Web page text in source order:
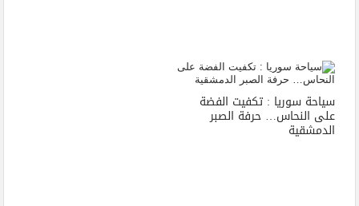
سياحة سوريا : تكفيت الفضة
على النحاس… حرفة الصبر
الدمشقية